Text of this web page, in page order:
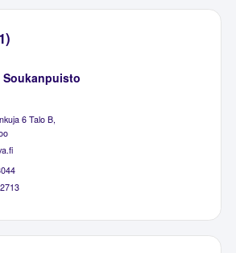
6 Talo B,